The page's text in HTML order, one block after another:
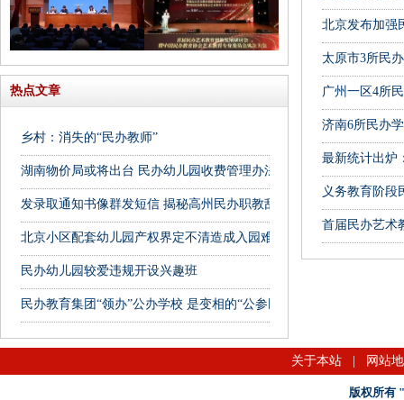
热点文章
乡村：消失的“民办教师”
湖南物价局或将出台 民办幼儿园收费管理办法
发录取通知书像群发短信 揭秘高州民办职教乱象
北京小区配套幼儿园产权界定不清造成入园难
民办幼儿园较爱违规开设兴趣班
民办教育集团“领办”公办学校 是变相的“公参民”吗？
北京发布加强
太原市3所民
广州一区4所
济南6所民办
最新统计出炉
义务教育阶段
首届民办艺术
关于本站 网站
版权所有